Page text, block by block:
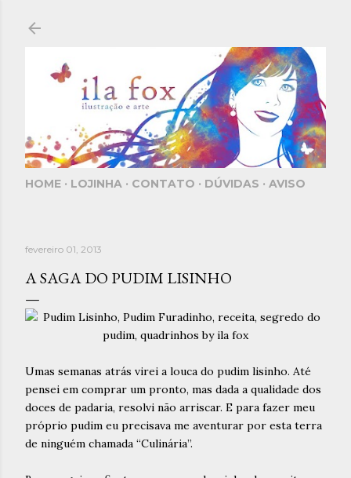
HOME LOJINHA CONTATO DÚVIDAS AVISO
fevereiro 01, 2013
A SAGA DO PUDIM LISINHO
Umas semanas atrás virei a louca do pudim lisinho. Até
pensei em comprar um pronto, mas dada a qualidade dos
doces de padaria, resolvi não arriscar. E para fazer meu
próprio pudim eu precisava me aventurar por esta terra
de ninguém chamada “Culinária”.